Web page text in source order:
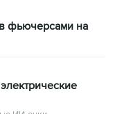
фьючерсами на